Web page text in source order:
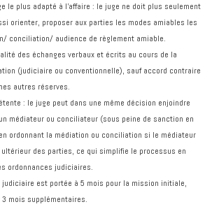
le plus adapté à l'affaire : le juge ne doit plus seulement
orienter, proposer aux parties les modes amiables les
conciliation/ audience de règlement amiable.
des échanges verbaux et écrits au cours de la
(judiciaire ou conventionnelle), sauf accord contraire
autres réserves.
: le juge peut dans une même décision enjoindre
médiateur ou conciliateur (sous peine de sanction en
ordonnant la médiation ou conciliation si le médiateur
des parties, ce qui simplifie le processus en
ordonnances judiciaires.
judiciaire est portée à 5 mois pour la mission initiale,
mois supplémentaires.